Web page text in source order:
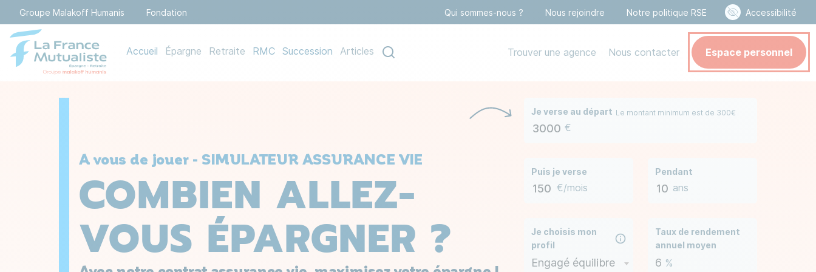
Groupe Malakoff Humanis Fondation Qui sommes-nous ? Nous rejoindre Notre politique RSE Accessibilité
Menu principal
Accueil Épargne Retraite RMC Succession Articles
Trouver une agence
Nous contacter Espace personnel
A vous de jouer - SIMULATEUR ASSURANCE VIE
COMBIEN ALLEZ-
VOUS ÉPARGNER ?
Je verse au départ Le montant minimum est de 300€
€
Puis je verse
€/mois
Pendant
ans
Je choisis mon
profil
Engagé équilibre
Taux de rendement
annuel moyen
6 %